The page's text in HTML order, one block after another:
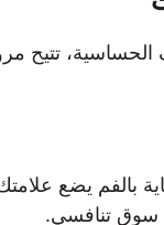
تتيح
بالفم يضع
سوق تنافسي.